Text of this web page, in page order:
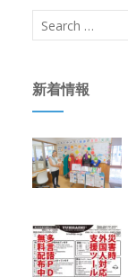
新着情報